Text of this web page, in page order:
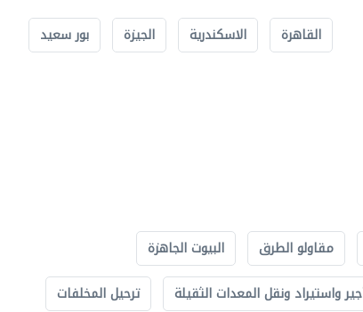
القاهرة الاسكندرية الجيزة بور سعيد
مقاولو الطرق
البيوت الجاهزة
واستيراد ونقل المعدات الثقيلة
ترحيل المخلفات